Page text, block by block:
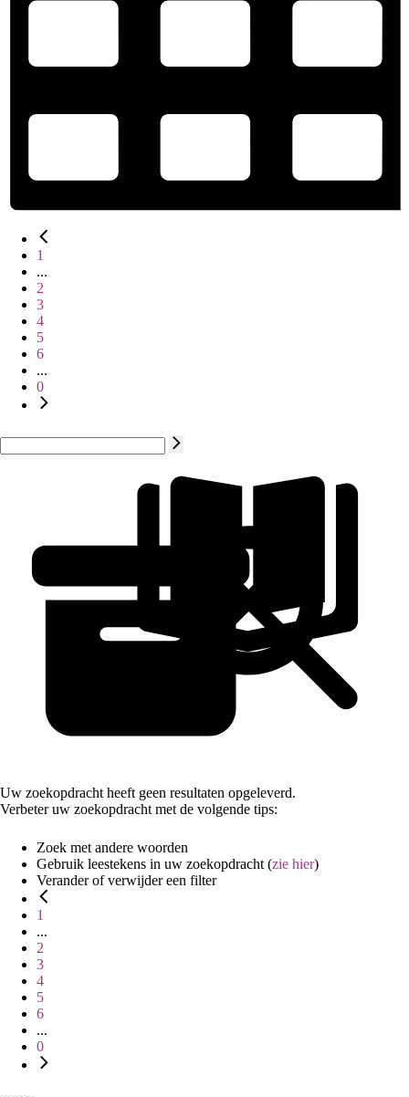
1
...
2
3
4
5
6
...
0
Uw zoekopdracht heeft geen resultaten opgeleverd.
Verbeter uw zoekopdracht met de volgende tips:
Zoek met andere woorden
Gebruik leestekens in uw zoekopdracht (zie hier)
Verander of verwijder een filter
1
...
2
3
4
5
6
...
0